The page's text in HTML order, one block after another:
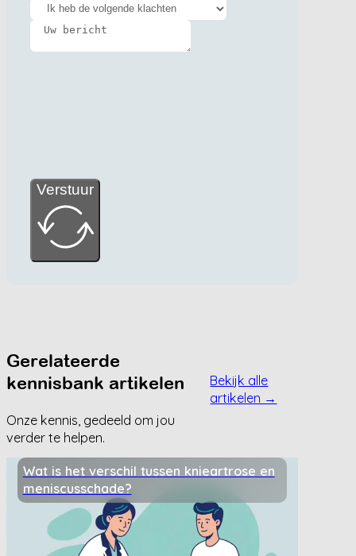
Verstuur
Gerelateerde
kennisbank artikelen
Onze kennis, gedeeld om jou
verder te helpen.
Bekijk alle
artikelen →
Wat is het verschil tussen knieartrose en
meniscusschade?